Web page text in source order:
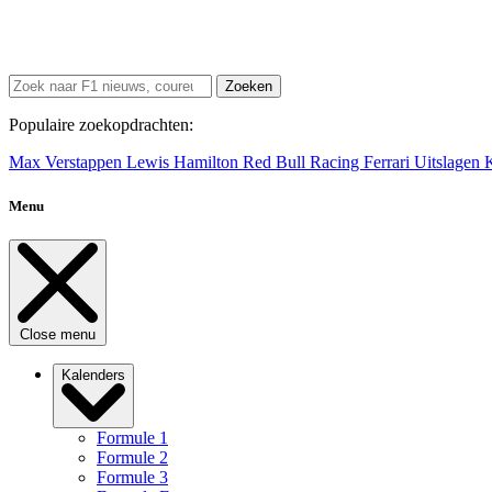
Zoeken
Populaire zoekopdrachten:
Max Verstappen Lewis Hamilton Red Bull Racing Ferrari Uitslagen
Menu
Close menu
Kalenders
Formule 1
Formule 2
Formule 3